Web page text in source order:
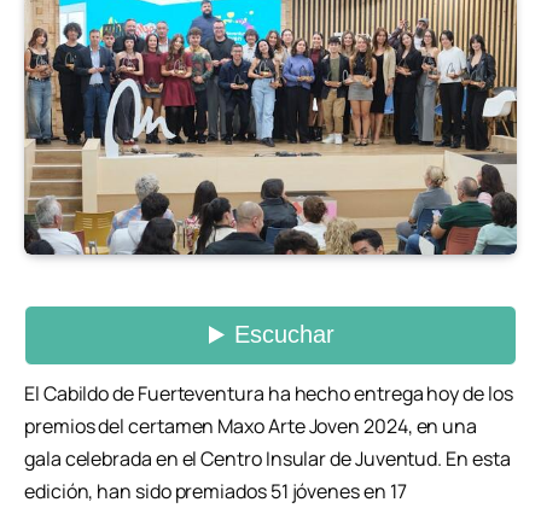
El Cabildo de Fuerteventura ha hecho entrega hoy de los
premios del certamen Maxo Arte Joven 2024, en una
gala celebrada en el Centro Insular de Juventud. En esta
edición, han sido premiados 51 jóvenes en 17